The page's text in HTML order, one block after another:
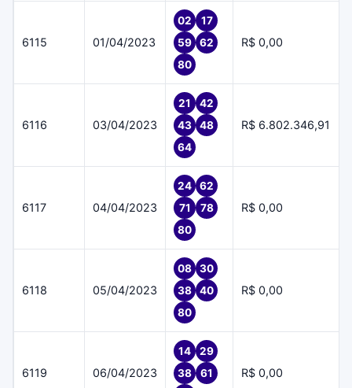
6115 01/04/2023
02
17
59
62
80
R$ 0,00
6116 03/04/2023
21
42
43
48
64
R$ 6.802.346,91
6117 04/04/2023
24
62
71
78
80
R$ 0,00
6118 05/04/2023
08
30
38
40
80
R$ 0,00
6119 06/04/2023
14
29
38
61
R$ 0,00